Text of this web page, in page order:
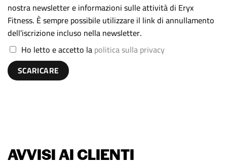
nostra newsletter e informazioni sulle attività di Eryx
Fitness. È sempre possibile utilizzare il link di annullamento
dell'iscrizione incluso nella newsletter.
Ho letto e accetto lapolitica sulla privacy
AVVISI AI CLIENTI